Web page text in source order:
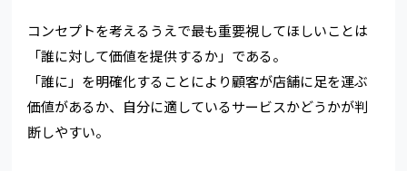
コンセプトを考えるうえで最も重要視してほしいことは
「誰に対して価値を提供するか」である。
「誰に」を明確化することにより顧客が店舗に足を運ぶ
価値があるか、自分に適しているサービスかどうかが判
断しやすい。